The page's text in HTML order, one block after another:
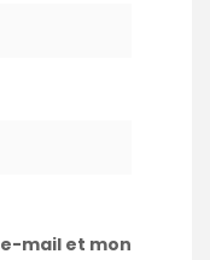
mail et mon